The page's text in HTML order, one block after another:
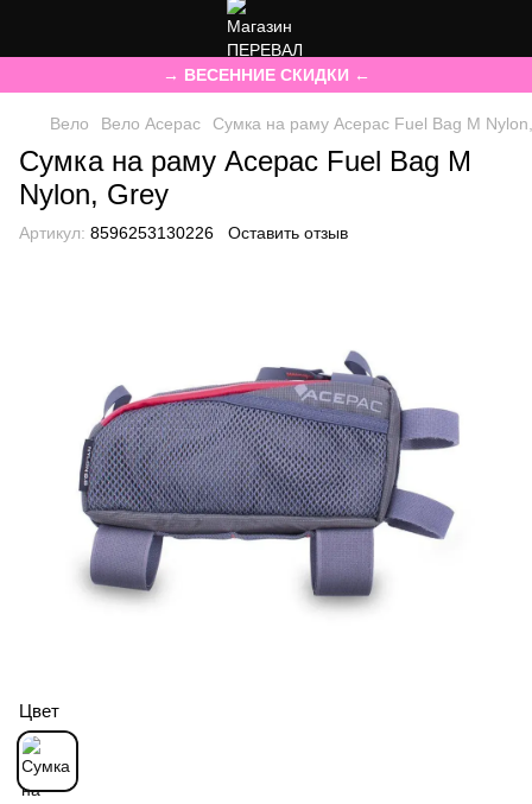
→ ВЕСЕННИЕ СКИДКИ ←
Вело Вело Acepac Сумка на раму Acepac Fuel Bag M
Сумка на раму Acepac Fuel Bag M
Nylon, Grey
Артикул: 8596253130226 Оставить отзыв
Цвет